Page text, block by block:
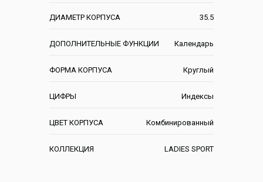
ДИАМЕТР КОРПУСА 35.5
ДОПОЛНИТЕЛЬНЫЕ ФУНКЦИИ Календарь
ФОРМА КОРПУСА Круглый
ЦИФРЫ Индексы
ЦВЕТ КОРПУСА Комбинированный
КОЛЛЕКЦИЯ LADIES SPORT